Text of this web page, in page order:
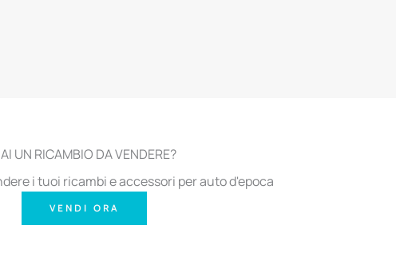
UN RICAMBIO DA VENDERE?
i tuoi ricambi e accessori per auto d'epoca
VENDI ORA